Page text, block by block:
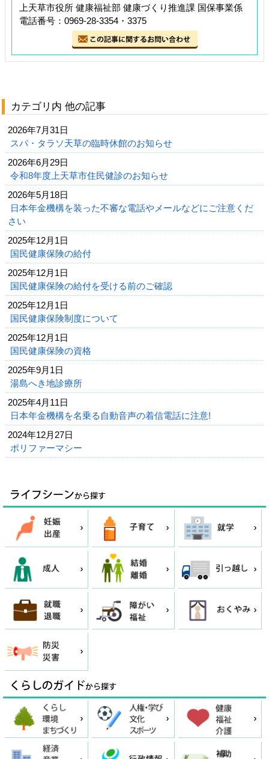
上天草市役所 健康福祉部 健康づくり推進課 国保事業係
電話番号：0969-28-3354・3375
カテゴリ内 他の記事
2026年7月31日
スパ・タラソ天草の臨時休館のお知らせ
2026年6月29日
令和8年度上天草市住民健診のお知らせ
2026年5月18日
日本年金機構を装った不審な電話やメールなどにご注意くだ
さい
2025年12月1日
国民健康保険の給付
2025年12月1日
国民健康保険の給付を受ける前のご確認
2025年12月1日
国民健康保険制度について
2025年12月1日
国民健康保険の資格
2025年9月1日
湯島へき地診療所
2025年4月11日
日本年金機構を名乗る自動音声の着信電話に注意!
2024年12月27日
ポリファーマシー